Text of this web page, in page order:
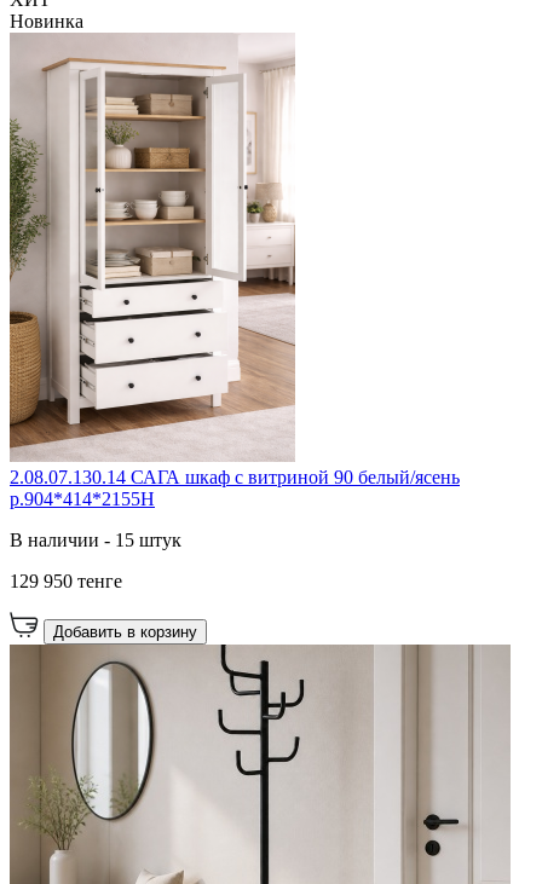
Новинка
2.08.07.130.14 САГА шкаф с витриной 90 белый/ясень
р.904*414*2155Н
В наличии - 15 штук
129 950 тенге
Добавить в корзину